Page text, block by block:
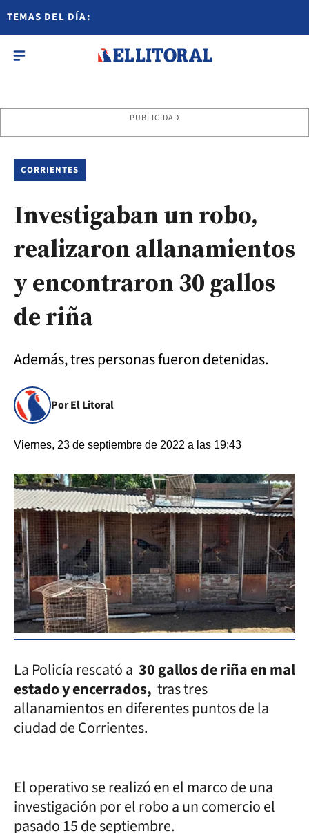
TEMAS DEL DÍA:
PUBLICIDAD
CORRIENTES
Investigaban un robo,
realizaron allanamientos
y encontraron 30 gallos
de riña
Además, tres personas fueron detenidas.
Por El Litoral
Viernes, 23 de septiembre de 2022 a las 19:43
La Policía rescató a 30 gallos de riña en mal
estado y encerrados, tras tres
allanamientos en diferentes puntos de la
ciudad de Corrientes.
El operativo se realizó en el marco de una
investigación por el robo a un comercio el
pasado 15 de septiembre.